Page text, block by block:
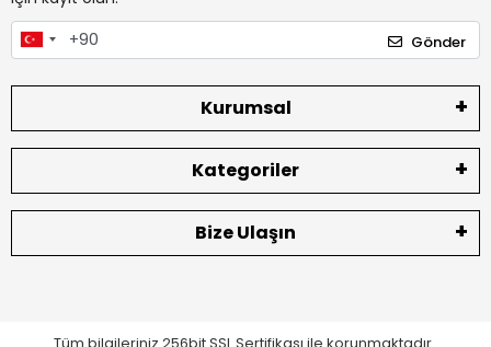
Gönder
Kurumsal
Kategoriler
Bize Ulaşın